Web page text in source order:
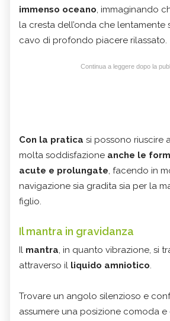
immenso oceano, immaginando
la cresta dell’onda che lentamente
cavo di profondo piacere rilassato.
Continua a leggere dopo la
Con la pratica si possono riuscire
molta soddisfazione anche le
acute e prolungate, facendo in
navigazione sia gradita sia per la
figlio.
Il mantra in gravidanza
Il mantra, in quanto vibrazione, si
attraverso il liquido amniotico.
Trovare un angolo silenzioso e
assumere una posizione comoda